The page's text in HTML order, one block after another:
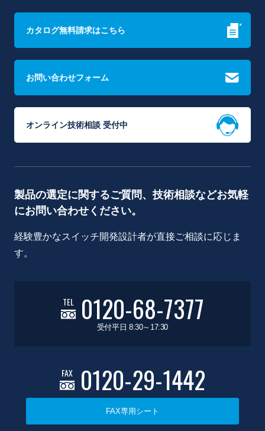
カタログ無料請求はこちら
お問い合わせフォーム
オンライン技術相談 受付中
製品の選定に関するご質問、技術相談などお気軽
にお問い合わせください。
経験豊かなスイッチ開発設計者が直接ご相談に応じま
す。
TEL 0120-68-7377
受付平日 8:30～17:30
FAX 0120-29-1442
FAX専用シート